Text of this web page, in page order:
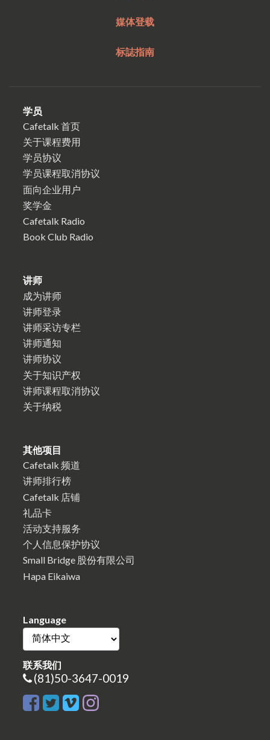
媒体登载
标誌指南
学员
Cafetalk 首页
关于课程费用
学员协议
学员课程取消协议
面向企业用户
奖学金
Cafetalk Radio
Book Club Radio
讲师
成为讲师
讲师登录
讲师采访专栏
讲师通知
讲师协议
关于知识产权
讲师课程取消协议
关于纳税
其他项目
Cafetalk 频道
讲师排行榜
Cafetalk 店铺
礼品卡
活动支持服务
个人信息保护协议
Small Bridge 股份有限公司
Hapa Eikaiwa
Language
联系我们
(81)50-3647-0019